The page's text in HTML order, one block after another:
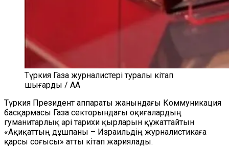
Түркия Газа журналистері туралы кітап
шығарды / AA
Түркия Президент аппараты жанындағы Коммуникация
басқармасы Газа секторындағы оқиғалардың
гуманитарлық әрі тарихи қырларын құжаттайтын
«Ақиқаттың дұшпаны – Израильдің журналистикаға
қарсы соғысы» атты кітап жариялады.